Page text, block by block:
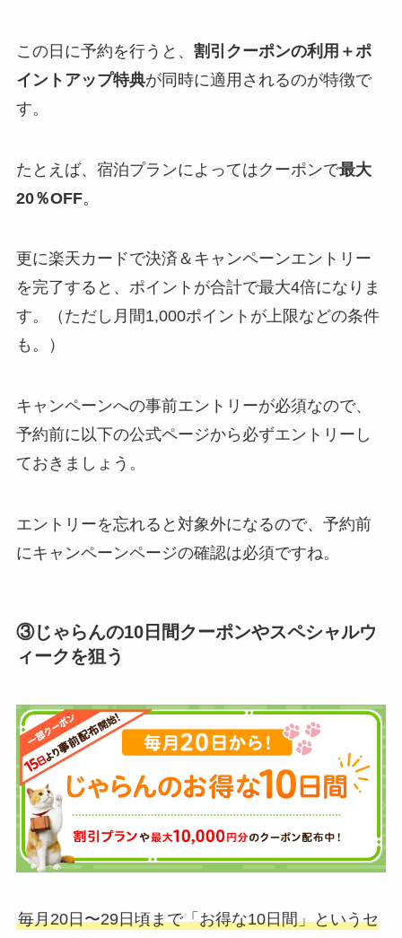
この日に予約を行うと、 割引クーポンの利用＋ポ
イントアップ特典が同時に適用されるのが特徴で
す。
たとえば、宿泊プランによってはクーポンで最大
20％OFF。
更に楽天カードで決済＆キャンペーンエントリー
を完了すると、ポイントが合計で最大4倍になりま
す。（ただし月間1,000ポイントが上限などの条件
も。）
キャンペーンへの事前エントリーが必須なので、
予約前に以下の公式ページから必ずエントリーし
ておきましょう。
エントリーを忘れると対象外になるので、予約前
にキャンペーンページの確認は必須ですね。
③じゃらんの10日間クーポンやスペシャルウ
ィークを狙う
毎月20日〜29日頃まで「お得な10日間」というセ